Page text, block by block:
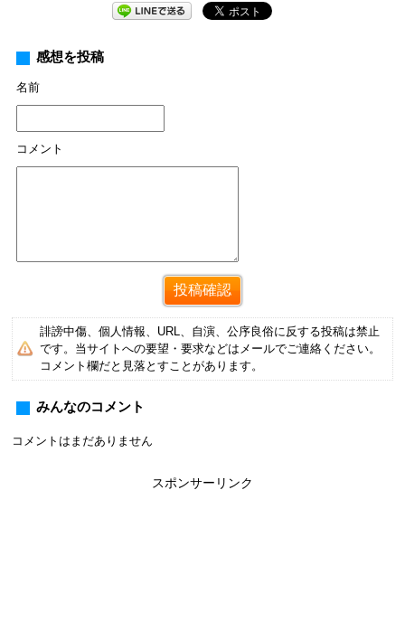
感想を投稿
名前
コメント
誹謗中傷、個人情報、URL、自演、公序良俗に反する投稿は禁止
です。当サイトへの要望・要求などはメールでご連絡ください。
コメント欄だと見落とすことがあります。
みんなのコメント
コメントはまだありません
スポンサーリンク